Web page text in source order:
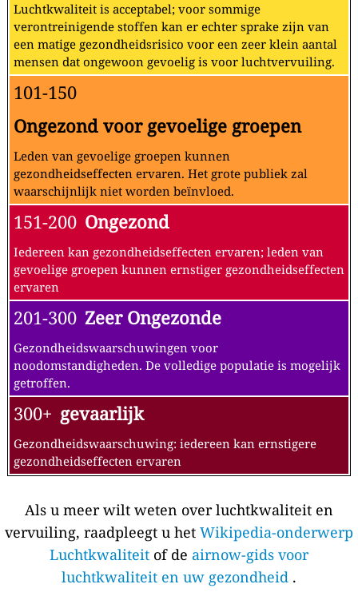
Luchtkwaliteit is acceptabel; voor sommige
verontreinigende stoffen kan er echter sprake zijn van
een matige gezondheidsrisico voor een zeer klein aantal
mensen dat ongewoon gevoelig is voor luchtvervuiling.
101-150
Ongezond voor gevoelige groepen
Leden van gevoelige groepen kunnen
gezondheidseffecten ervaren. Het grote publiek zal
waarschijnlijk niet worden beïnvloed.
151-200 Ongezond
Iedereen kan gezondheidseffecten ervaren; leden van
gevoelige groepen kunnen ernstiger gezondheidseffecten
ervaren
201-300 Zeer Ongezonde
Gezondheidswaarschuwingen voor
noodomstandigheden. De volledige populatie is mogelijk
getroffen.
300+ gevaarlijk
Gezondheidswaarschuwing: iedereen kan ernstigere
gezondheidseffecten ervaren
Als u meer wilt weten over luchtkwaliteit en
vervuiling, raadpleegt u het Wikipedia-onderwerp
Luchtkwaliteit of de airnow-gids voor
luchtkwaliteit en uw gezondheid .